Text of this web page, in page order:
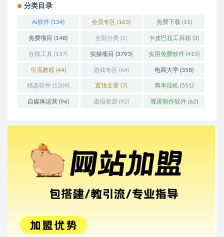
分类目录
Ai软件(134) 会员专区 (165) 免费下载 (11)
免费项目 (148) 全部分类 (1) 卡皮巴拉工具箱 (3)
在线工具 (157) 实操项目 (3793) 实用免费软件 (415)
引流教程 (44) 游戏专区 (64) 电商大学 (358)
精选软件(1209) 置顶文章 (7) 脚本挂机 (551)
自媒体运营(96) 虚拟资源 (92) 视屏制作软件(62)